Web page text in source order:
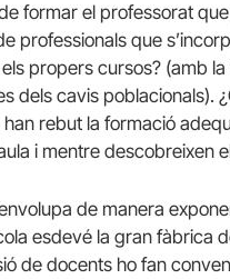
formar el professorat
professionals que
propers cursos? (amb
dels cavis poblacionals).
rebut la formació
i mentre descobreixen
de manera
esdevé la gran fàbrica
de docents ho fan